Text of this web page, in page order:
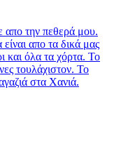
απο την πεθερά μου.
απο τα δικά μας
και όλα τα χόρτα. Το
τουλάχιστον. Το
στα Χανιά.